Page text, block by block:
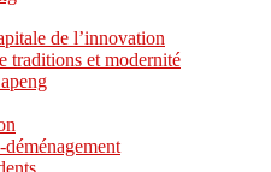
de l’innovation
traditions et modernité